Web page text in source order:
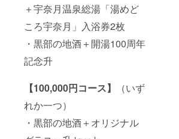
＋宇奈月温泉総湯「湯めど
ころ宇奈月」入浴券2枚
・黒部の地酒＋開湯100周年
記念升
【100,000円コース】
（いず
れか一つ）
・黒部の地酒＋オリジナル